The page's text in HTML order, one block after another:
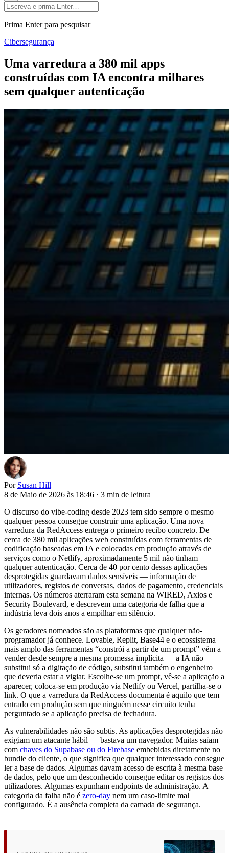
Prima Enter para pesquisar
Cibersegurança
Uma varredura a 380 mil apps
construídas com IA encontra milhares
sem qualquer autenticação
Por Susan Hill
8 de Maio de 2026 às 18:46 · 3 min de leitura
O discurso do vibe-coding desde 2023 tem sido sempre o mesmo —
qualquer pessoa consegue construir uma aplicação. Uma nova
varredura da RedAccess entrega o primeiro recibo concreto. De
cerca de 380 mil aplicações web construídas com ferramentas de
codificação baseadas em IA e colocadas em produção através de
serviços como o Netlify, aproximadamente 5 mil não tinham
qualquer autenticação. Cerca de 40 por cento dessas aplicações
desprotegidas guardavam dados sensíveis — informação de
utilizadores, registos de conversas, dados de pagamento, credenciais
internas. Os números aterraram esta semana na WIRED, Axios e
Security Boulevard, e descrevem uma categoria de falha que a
indústria leva dois anos a empilhar em silêncio.
Os geradores nomeados são as plataformas que qualquer não-
programador já conhece. Lovable, Replit, Base44 e o ecossistema
mais amplo das ferramentas “constrói a partir de um prompt” vêm a
vender desde sempre a mesma promessa implícita — a IA não
substitui só a digitação de código, substitui também o engenheiro
que deveria estar a vigiar. Escolhe-se um prompt, vê-se a aplicação a
aparecer, coloca-se em produção via Netlify ou Vercel, partilha-se o
link. O que a varredura da RedAccess documenta é aquilo que tem
entrado em produção sem que ninguém nesse circuito tenha
perguntado se a aplicação precisa de fechadura.
As vulnerabilidades não são subtis. As aplicações desprotegidas não
exigiam um atacante hábil — bastava um navegador. Muitas saíam
com chaves do Supabase ou do Firebase embebidas diretamente no
bundle do cliente, o que significa que qualquer interessado consegue
ler a base de dados. Algumas davam acesso de escrita à mesma base
de dados, pelo que um desconhecido consegue editar os registos dos
utilizadores. Algumas expunham endpoints de administração. A
categoria da falha não é zero-day nem um caso-limite mal
configurado. É a ausência completa da camada de segurança.